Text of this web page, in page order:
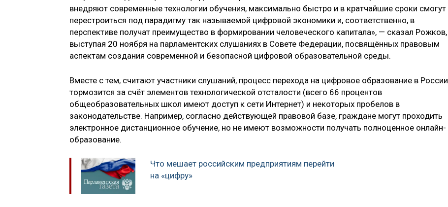
внедряют современные технологии обучения, максимально быстро и в кратчайшие сроки смогут
перестроиться под парадигму так называемой цифровой экономики и, соответственно, в
перспективе получат преимущество в формировании человеческого капитала», — сказал Рожков,
выступая 20 ноября на парламентских слушаниях в Совете Федерации, посвящённых правовым
аспектам создания современной и безопасной цифровой образовательной среды.
Вместе с тем, считают участники слушаний, процесс перехода на цифровое образование в России
тормозится за счёт элементов технологической отсталости (всего 66 процентов
общеобразовательных школ имеют доступ к сети Интернет) и некоторых пробелов в
законодательстве. Например, согласно действующей правовой базе, граждане могут проходить
электронное дистанционное обучение, но не имеют возможности получать полноценное онлайн-
образование.
Что мешает российским предприятиям перейти
на «цифру»